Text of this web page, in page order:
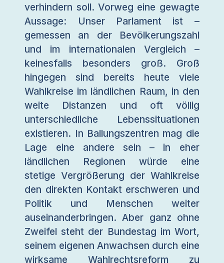
verhindern soll. Vorweg eine gewagte
Aussage: Unser Parlament ist –
gemessen an der Bevölkerungszahl
und im internationalen Vergleich –
keinesfalls besonders groß. Groß
hingegen sind bereits heute viele
Wahlkreise im ländlichen Raum, in den
weite Distanzen und oft völlig
unterschiedliche Lebenssituationen
existieren. In Ballungszentren mag die
Lage eine andere sein – in eher
ländlichen Regionen würde eine
stetige Vergrößerung der Wahlkreise
den direkten Kontakt erschweren und
Politik und Menschen weiter
auseinanderbringen. Aber ganz ohne
Zweifel steht der Bundestag im Wort,
seinem eigenen Anwachsen durch eine
wirksame Wahlrechtsreform zu